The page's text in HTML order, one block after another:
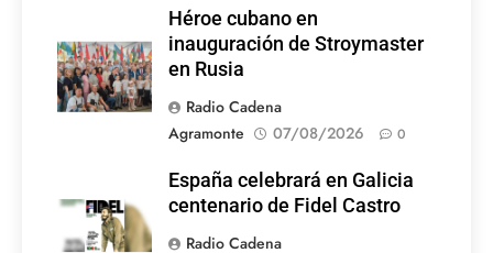
Héroe cubano en
inauguración de Stroymaster
en Rusia
Radio Cadena
Agramonte
07/08/2026 0
España celebrará en Galicia
centenario de Fidel Castro
Radio Cadena